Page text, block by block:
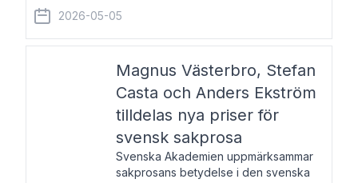
Stipendiebeloppet är 75 000 kronor per mottagare.
Anders Agebjörn, född 1984, är universitet
2026-05-05
Magnus Västerbro, Stefan
Casta och Anders Ekström
tilldelas nya priser för
svensk sakprosa
Svenska Akademien uppmärksammar
sakprosans betydelse i den svenska